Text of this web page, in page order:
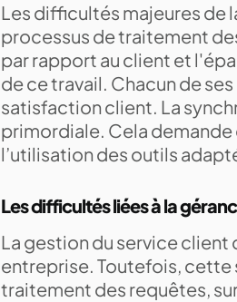
Les difficultés majeures de
processus de traitement
par rapport au client et
de ce travail. Chacun de
satisfaction client. La
primordiale. Cela
l’utilisation des outils
Les difficultés liées à la
La gestion du service
entreprise. Toutefois,
traitement des requêtes,